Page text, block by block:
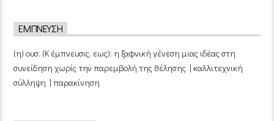
ΈΜΠΝΕΥΣΗ
(η) ουσ. (Κ έμπνευσις, εως): η ξαφνική γένεση μιας ιδέας στη
συνείδηση χωρίς την παρεμβολή της θέλησης | καλλιτεχνική
σύλληψη | παρακίνηση